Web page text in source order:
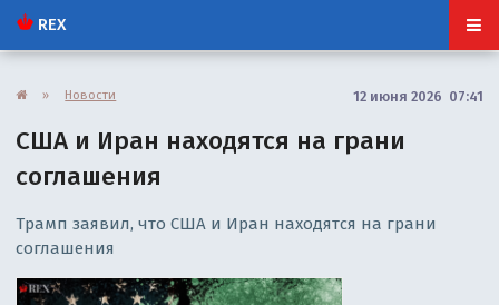
REX
» Новости 12 июня 2026 07:41
США и Иран находятся на грани
соглашения
Трамп заявил, что США и Иран находятся на грани
соглашения